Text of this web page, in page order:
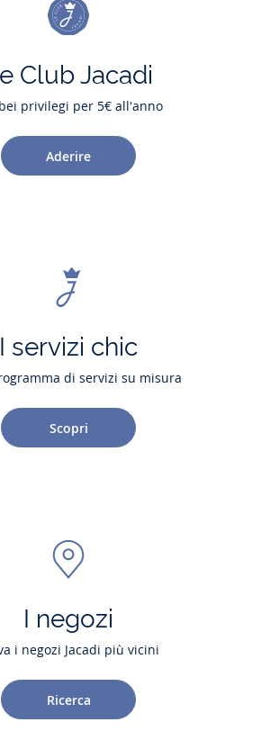
Club Jacadi
privilegi per 5€ all'anno
Aderire
I servizi chic
di servizi su misura
Scopri
I negozi
i negozi Jacadi più vicini
Ricerca